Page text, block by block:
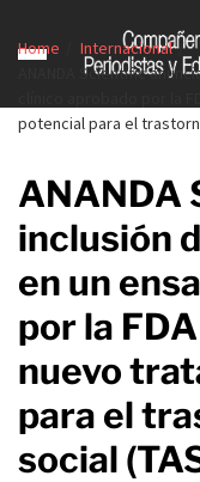
Home
Internacional
ANANDA Scientific
clínico aprobado por la
potencial para el
ANANDA
inclusión
en un
por la
nuevo
para el
social